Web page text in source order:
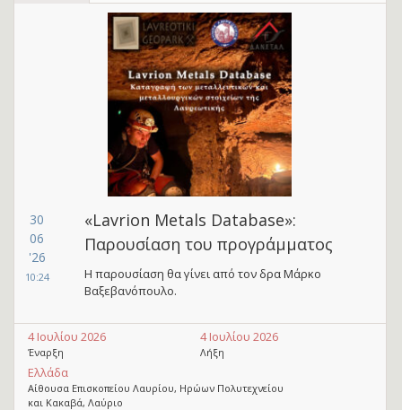
30
06
'26
10:24
«Lavrion Metals Database»:
Παρουσίαση του προγράμματος
Η παρουσίαση θα γίνει από τον δρα Μάρκο
Βαξεβανόπουλο.
4 Ιουλίου 2026
Έναρξη
4 Ιουλίου 2026
Λήξη
Ελλάδα
Αίθουσα Επισκοπείου Λαυρίου, Ηρώων Πολυτεχνείου
και Κακαβά, Λαύριο